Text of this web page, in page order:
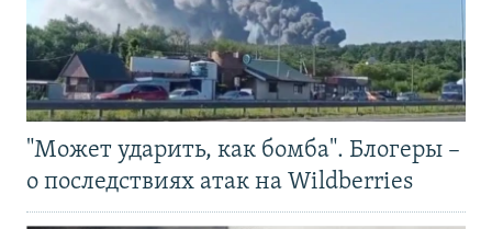
"Может ударить, как бомба". Блогеры –
о последствиях атак на Wildberries